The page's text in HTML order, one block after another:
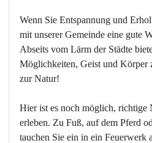
Wenn Sie Entspannung und
mit unserer Gemeinde eine gute
Abseits vom Lärm der Städte
Möglichkeiten, Geist und Körper
zur Natur!
Hier ist es noch möglich, richtige
erleben. Zu Fuß, auf dem Pferd
tauchen Sie ein in ein Feuerwerk